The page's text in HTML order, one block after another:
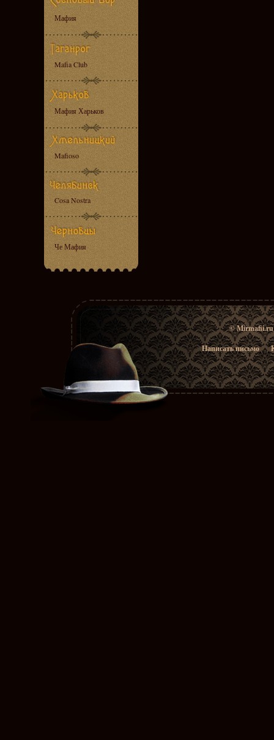
Мафия
Mafia Club
Мафия Харьков
Mafioso
Cosa Nostra
Че Мафия
© Mirmafii.ru
Написать письмо